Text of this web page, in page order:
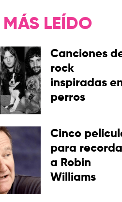
MÁS LEÍDO
Canciones
rock
inspiradas
perros
Cinco
para
a Robin
Williams